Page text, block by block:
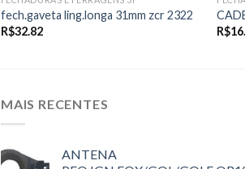
fech.gaveta ling.longa 31mm zcr 2322
R$32.82
R$
MAIS RECENTES
ANTENA